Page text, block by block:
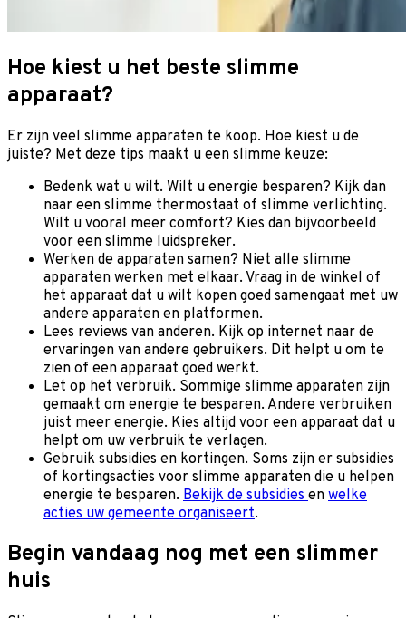
Hoe kiest u het beste slimme
apparaat?
Er zijn veel slimme apparaten te koop. Hoe kiest u de
juiste? Met deze tips maakt u een slimme keuze:
Bedenk wat u wilt. Wilt u energie besparen? Kijk dan
naar een slimme thermostaat of slimme verlichting.
Wilt u vooral meer comfort? Kies dan bijvoorbeeld
voor een slimme luidspreker.
Werken de apparaten samen? Niet alle slimme
apparaten werken met elkaar. Vraag in de winkel of
het apparaat dat u wilt kopen goed samengaat met uw
andere apparaten en platformen.
Lees reviews van anderen. Kijk op internet naar de
ervaringen van andere gebruikers. Dit helpt u om te
zien of een apparaat goed werkt.
Let op het verbruik. Sommige slimme apparaten zijn
gemaakt om energie te besparen. Andere verbruiken
juist meer energie. Kies altijd voor een apparaat dat u
helpt om uw verbruik te verlagen.
Gebruik subsidies en kortingen. Soms zijn er subsidies
of kortingsacties voor slimme apparaten die u helpen
energie te besparen. Bekijk de subsidies en welke
acties uw gemeente organiseert.
Begin vandaag nog met een slimmer
huis